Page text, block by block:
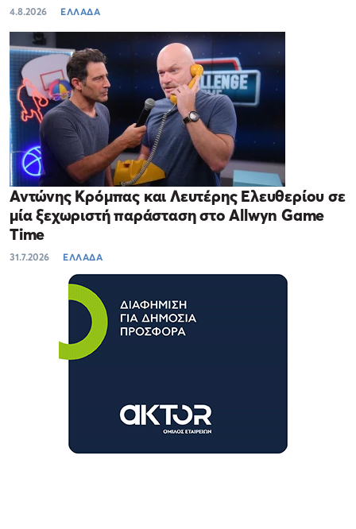
4.8.2026 ΕΛΛΑΔΑ
Αντώνης Κρόμπας και Λευτέρης Ελευθερίου σε
μία ξεχωριστή παράσταση στο Allwyn Game
Time
31.7.2026 ΕΛΛΑΔΑ